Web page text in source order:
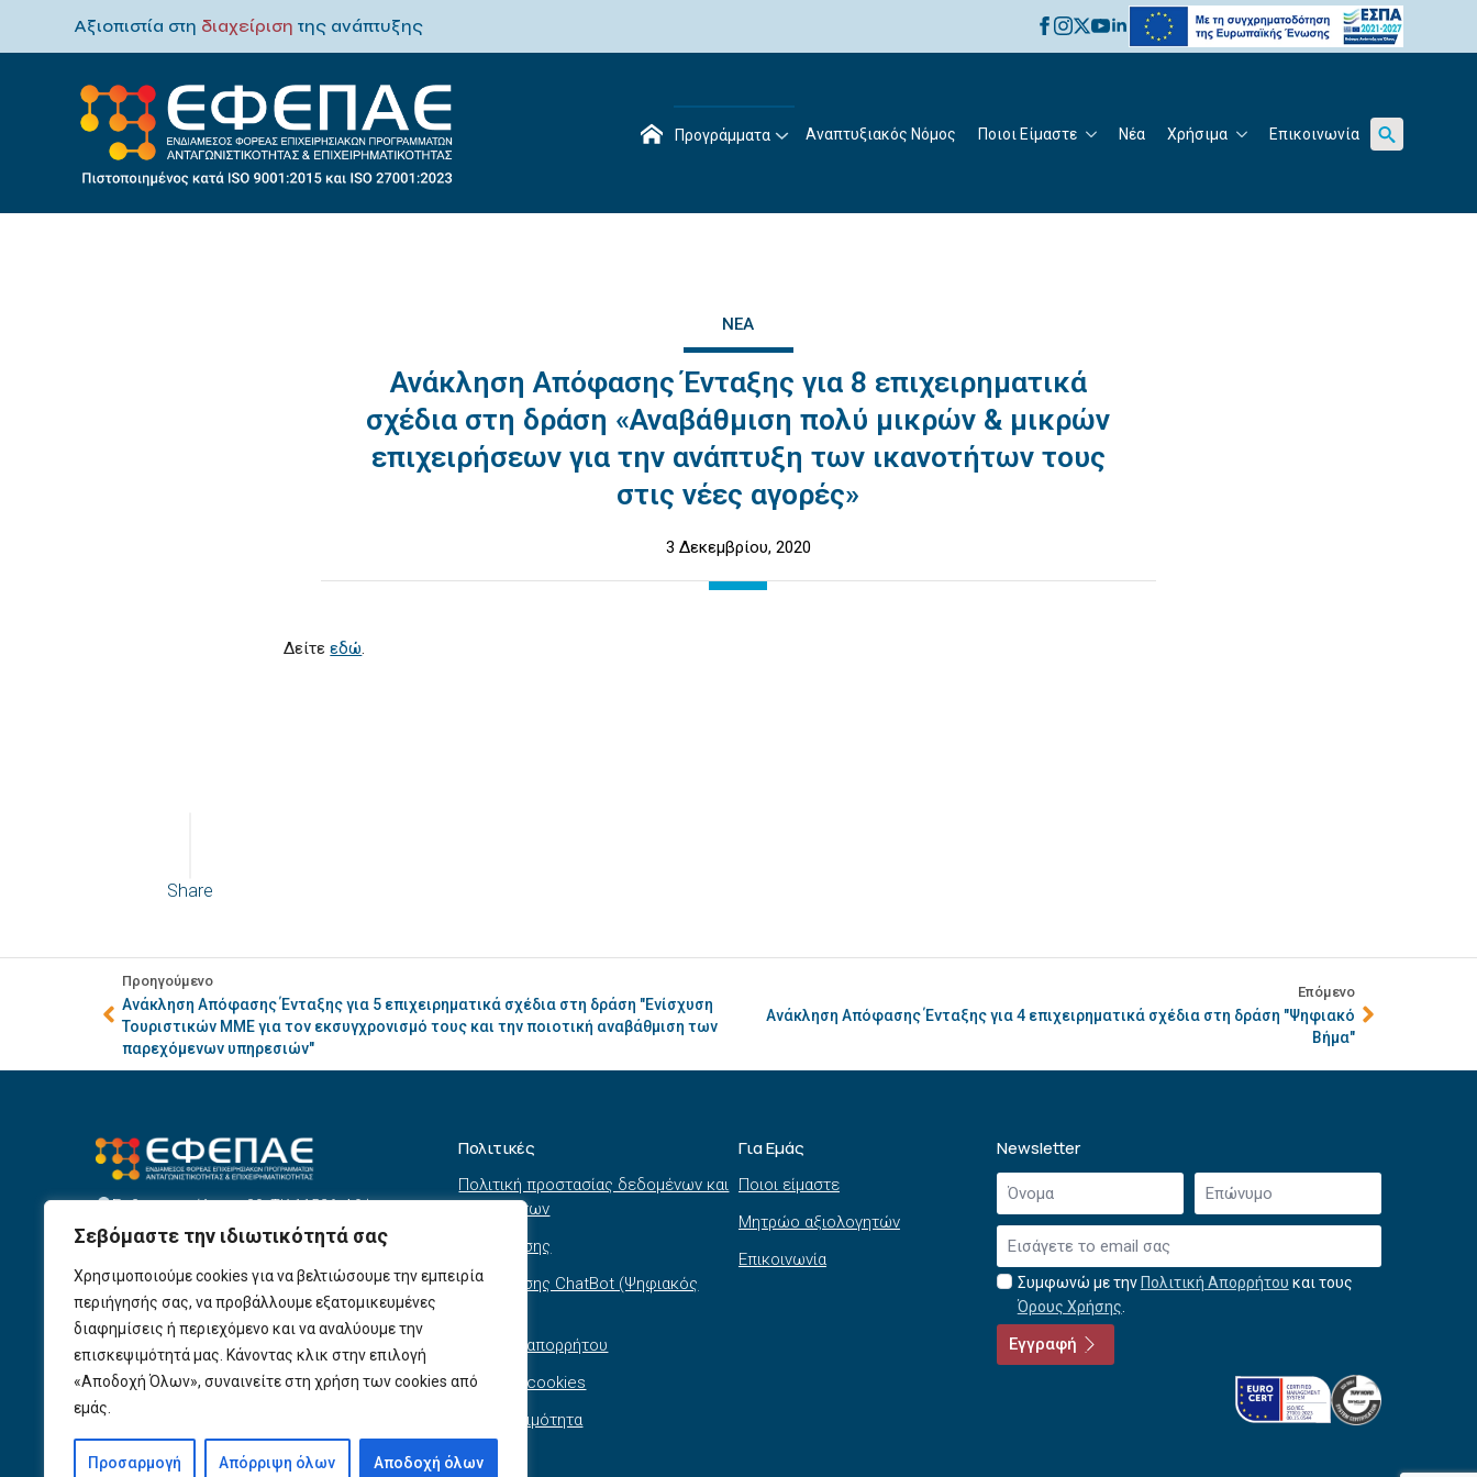
Σεβόμαστε την ιδιωτικότητά σας
Χρησιμοποιούμε cookies για να βελτιώσουμε την εμπειρία
περιήγησής σας, να προβάλλουμε εξατομικευμένες
διαφημίσεις ή περιεχόμενο και να αναλύουμε την
επισκεψιμότητά μας. Κάνοντας κλικ στην επιλογή
«Αποδοχή Όλων», συναινείτε στη χρήση των cookies από
εμάς.
Προσαρμογή Απόρριψη όλων Αποδοχή όλων
Αξιοπιστία στη διαχείριση της ανάπτυξης
Προγράμματα Αναπτυξιακός Νόμος Ποιοι Είμαστε Νέα Χρήσιμα Επικοινωνία
for:
ΝΈΑ
Ανάκληση Απόφασης Ένταξης για 8 επιχειρηματικά
σχέδια στη δράση «Αναβάθμιση πολύ μικρών & μικρών
επιχειρήσεων για την ανάπτυξη των ικανοτήτων τους
στις νέες αγορές»
3 Δεκεμβρίου, 2020
Share
Δείτεεδώ.
Προηγούμενο
Ανάκληση Απόφασης Ένταξης για 5 επιχειρηματικά σχέδια στη δράση "Ενίσχυση
Τουριστικών ΜΜΕ για τον εκσυγχρονισμό τους και την ποιοτική αναβάθμιση των
παρεχόμενων υπηρεσιών"
Επόμενο
Ανάκληση Απόφασης Ένταξης για 4 επιχειρηματικά σχέδια στη δράση "Ψηφιακό
Βήμα"
Σεβαστουπόλεως 80, ΤΚ 11526, Αθήνα
info@efepae.gr
anaptyxiakos@efepae.gr
210 6985210
Ωράριο Λειτουργίας:
Δευτέρα – Παρασκευή, 09:00 – 17:00
Αριθμός ΓΕΜΗ: 154190801000
Πολιτικές
Πολιτική προστασίας δεδομένων και
συστημάτων
Όροι χρήσης
Όροι χρήσης ChatBot (Ψηφιακός
Πολιτική απορρήτου
Πολιτική cookies
Προσβασιμότητα
Για Εμάς
Ποιοι είμαστε
Μητρώο αξιολογητών
Επικοινωνία
Newsletter
Όνομα
Επώνυμο
Email
Αποδοχή
όρων
χρήσης
*
Συμφωνώ με την Πολιτική Απορρήτου και τους
Όρους Χρήσης
Εγγραφή